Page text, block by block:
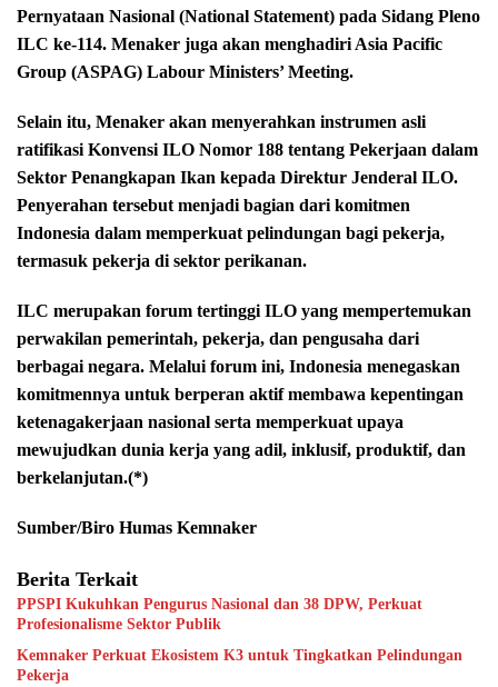
Pernyataan Nasional (National Statement) pada Sidang Pleno
ILC ke-114. Menaker juga akan menghadiri Asia Pacific
Group (ASPAG) Labour Ministers’ Meeting.
Selain itu, Menaker akan menyerahkan instrumen asli
ratifikasi Konvensi ILO Nomor 188 tentang Pekerjaan dalam
Sektor Penangkapan Ikan kepada Direktur Jenderal ILO.
Penyerahan tersebut menjadi bagian dari komitmen
Indonesia dalam memperkuat pelindungan bagi pekerja,
termasuk pekerja di sektor perikanan.
ILC merupakan forum tertinggi ILO yang mempertemukan
perwakilan pemerintah, pekerja, dan pengusaha dari
berbagai negara. Melalui forum ini, Indonesia menegaskan
komitmennya untuk berperan aktif membawa kepentingan
ketenagakerjaan nasional serta memperkuat upaya
mewujudkan dunia kerja yang adil, inklusif, produktif, dan
berkelanjutan.(*)
Sumber/Biro Humas Kemnaker
Berita Terkait
PPSPI Kukuhkan Pengurus Nasional dan 38 DPW, Perkuat
Profesionalisme Sektor Publik
Kemnaker Perkuat Ekosistem K3 untuk Tingkatkan Pelindungan
Pekerja